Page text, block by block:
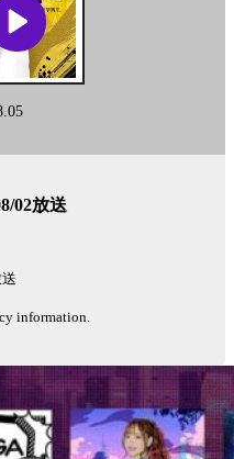
02放送
information.